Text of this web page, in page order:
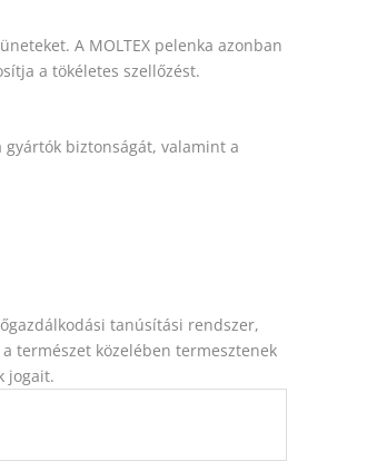
A MOLTEX pelenka azonban
a tökéletes szellőzést.
gyártók biztonságát, valamint a
tanúsítási rendszer,
természet közelében termesztenek
jogait.